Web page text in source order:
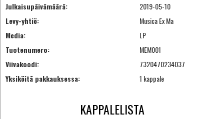
Julkaisupäivämäärä:
2019-05-10
Levy-yhtiö:
Musica Ex Ma
Media:
LP
Tuotenumero:
MEM001
Viivakoodi:
7320470234037
Yksiköitä pakkauksessa:
1 kappale
KAPPALELISTA